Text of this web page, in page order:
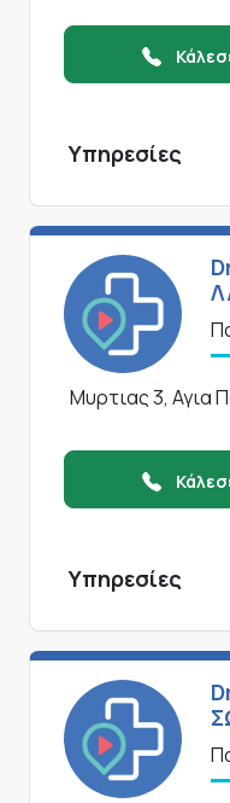
Υπηρεσίες
Μυρτιας 3, Αγια
Υπηρεσίες